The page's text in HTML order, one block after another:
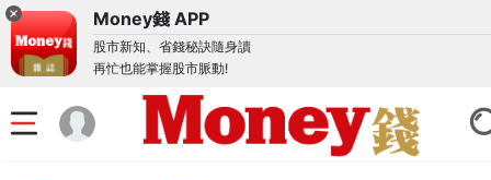
Money錢 APP
股市新知、省錢秘訣隨身讀
再忙也能掌握股市脈動!